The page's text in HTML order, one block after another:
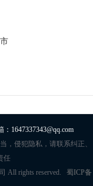
1647337343@qq.com
，侵犯隐私，请联系纠正、
任
All rights reserved. 蜀ICP备